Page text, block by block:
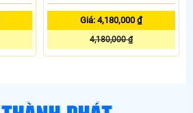
Giá: 4,180,000 ₫
4,180,000 ₫